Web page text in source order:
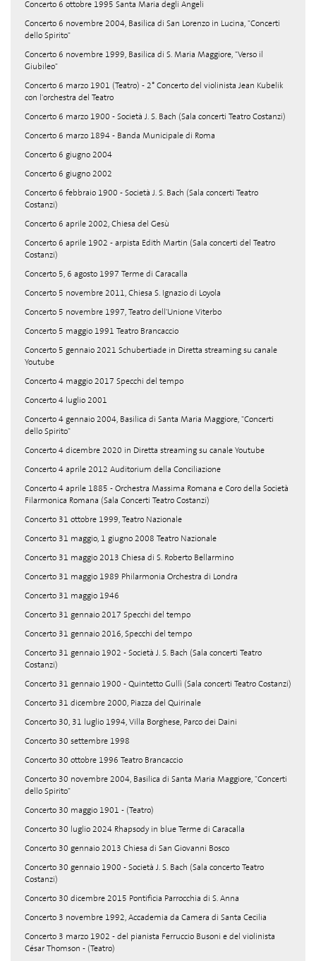
Concerto 6 ottobre 1995 Santa Maria degli Angeli
Concerto 6 novembre 2004, Basilica di San Lorenzo in Lucina, "Concerti
dello Spirito"
Concerto 6 novembre 1999, Basilica di S. Maria Maggiore, "Verso il
Giubileo"
Concerto 6 marzo 1901 (Teatro) - 2° Concerto del violinista Jean Kubelik
con l'orchestra del Teatro
Concerto 6 marzo 1900 - Società J. S. Bach (Sala concerti Teatro Costanzi)
Concerto 6 marzo 1894 - Banda Municipale di Roma
Concerto 6 giugno 2004
Concerto 6 giugno 2002
Concerto 6 febbraio 1900 - Società J. S. Bach (Sala concerti Teatro
Costanzi)
Concerto 6 aprile 2002, Chiesa del Gesù
Concerto 6 aprile 1902 - arpista Edith Martin (Sala concerti del Teatro
Costanzi)
Concerto 5, 6 agosto 1997 Terme di Caracalla
Concerto 5 novembre 2011, Chiesa S. Ignazio di Loyola
Concerto 5 novembre 1997, Teatro dell'Unione Viterbo
Concerto 5 maggio 1991 Teatro Brancaccio
Concerto 5 gennaio 2021 Schubertiade in Diretta streaming su canale
Youtube
Concerto 4 maggio 2017 Specchi del tempo
Concerto 4 luglio 2001
Concerto 4 gennaio 2004, Basilica di Santa Maria Maggiore, "Concerti
dello Spirito"
Concerto 4 dicembre 2020 in Diretta streaming su canale Youtube
Concerto 4 aprile 2012 Auditorium della Conciliazione
Concerto 4 aprile 1885 - Orchestra Massima Romana e Coro della Società
Filarmonica Romana (Sala Concerti Teatro Costanzi)
Concerto 31 ottobre 1999, Teatro Nazionale
Concerto 31 maggio, 1 giugno 2008 Teatro Nazionale
Concerto 31 maggio 2013 Chiesa di S. Roberto Bellarmino
Concerto 31 maggio 1989 Philarmonia Orchestra di Londra
Concerto 31 maggio 1946
Concerto 31 gennaio 2017 Specchi del tempo
Concerto 31 gennaio 2016, Specchi del tempo
Concerto 31 gennaio 1902 - Società J. S. Bach (Sala concerti Teatro
Costanzi)
Concerto 31 gennaio 1900 - Quintetto Gullì (Sala concerti Teatro Costanzi)
Concerto 31 dicembre 2000, Piazza del Quirinale
Concerto 30, 31 luglio 1994, Villa Borghese, Parco dei Daini
Concerto 30 settembre 1998
Concerto 30 ottobre 1996 Teatro Brancaccio
Concerto 30 novembre 2004, Basilica di Santa Maria Maggiore, "Concerti
dello Spirito"
Concerto 30 maggio 1901 - (Teatro)
Concerto 30 luglio 2024 Rhapsody in blue Terme di Caracalla
Concerto 30 gennaio 2013 Chiesa di San Giovanni Bosco
Concerto 30 gennaio 1900 - Società J. S. Bach (Sala concerto Teatro
Costanzi)
Concerto 30 dicembre 2015 Pontificia Parrocchia di S. Anna
Concerto 3 novembre 1992, Accademia da Camera di Santa Cecilia
Concerto 3 marzo 1902 - del pianista Ferruccio Busoni e del violinista
César Thomson - (Teatro)